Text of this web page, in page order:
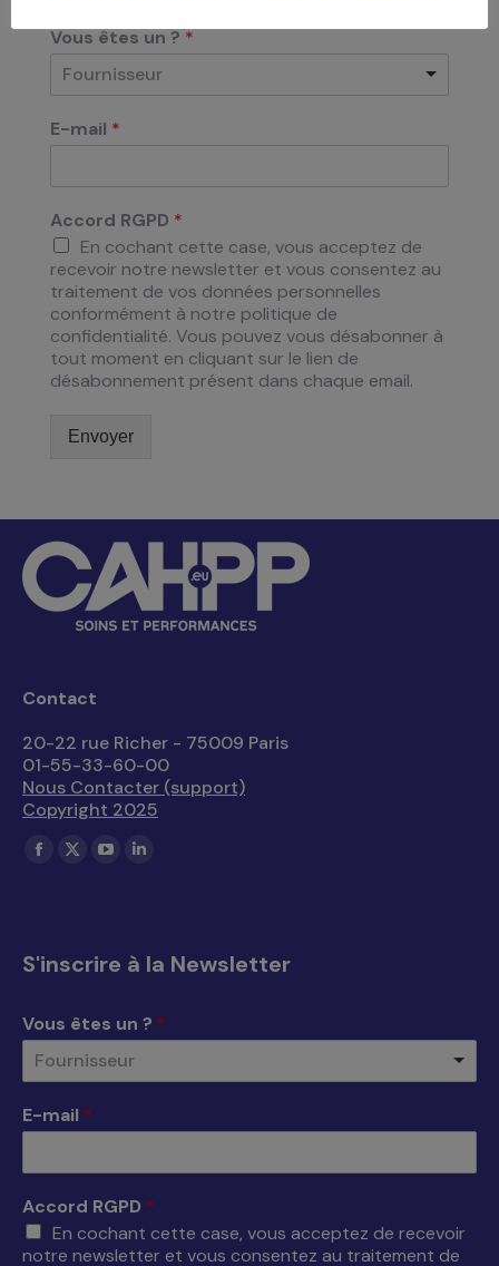
Vous êtes un ?*
Fournisseur
E-mail *
Accord RGPD *
En cochant cette case, vous acceptez de
recevoir notre newsletter et vous consentez au
traitement de vos données personnelles
conformément à notre politique de
confidentialité. Vous pouvez vous désabonner à
tout moment en cliquant sur le lien de
désabonnement présent dans chaque email.
Envoyer
Contact
20-22 rue Richer - 75009 Paris
01-55-33-60-00
Nous Contacter (support)
Copyright 2025
Trouvez nous sur :
La
dans
nouvelle
fenêtre
La
dans
nouvelle
fenêtre
La
dans
nouvelle
fenêtre
La
dans
nouvelle
S'inscrire à la Newsletter
Vous êtes un ? *
Fournisseur
E-mail *
Accord RGPD *
En cochant cette case, vous acceptez de recevoir
notre newsletter et vous consentez au traitement de